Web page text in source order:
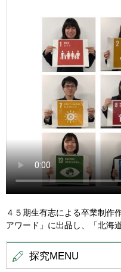
４５期生有志による卒業制作
アワード」に出品し、「北海
探究MENU